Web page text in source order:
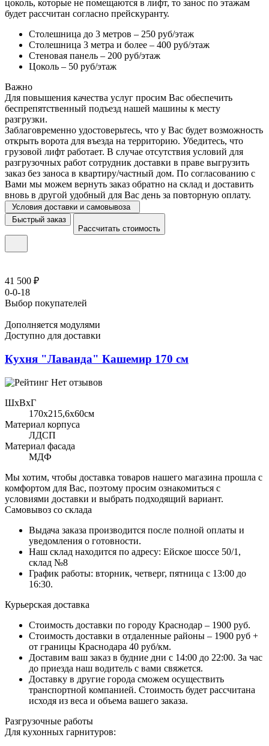
цоколь, которые не помещаются в лифт, то занос по этажам
будет рассчитан согласно прейскуранту.
Столешница до 3 метров – 250 руб/этаж
Столешница 3 метра и более – 400 руб/этаж
Стеновая панель – 200 руб/этаж
Цоколь – 50 руб/этаж
Важно
Для повышения качества услуг просим Вас обеспечить
беспрепятственный подъезд нашей машины к месту
разгрузки.
Заблаговременно удостоверьтесь, что у Вас будет возможность
открыть ворота для въезда на территорию. Убедитесь, что
грузовой лифт работает. В случае отсутствия условий для
разгрузочных работ сотрудник доставки в праве выгрузить
заказ без заноса в квартиру/частный дом. По согласованию с
Вами мы можем вернуть заказ обратно на склад и доставить
вновь в другой удобный для Вас день за повторную оплату.
Условия доставки и самовывоза
Быстрый заказ
Рассчитать стоимость
41 500 ₽
0-0-18
Выбор покупателей
Дополняется модулями
Доступно для доставки
Кухня "Лаванда" Кашемир 170 см
Нет отзывов
ШхВхГ
170x215,6х60см
Материал корпуса
ЛДСП
Материал фасада
МДФ
Мы хотим, чтобы доставка товаров нашего магазина прошла с
комфортом для Вас, поэтому просим ознакомиться с
условиями доставки и выбрать подходящий вариант.
Самовывоз со склада
Выдача заказа производится после полной оплаты и
уведомления о готовности.
Наш склад находится по адресу: Ейское шоссе 50/1,
склад №8
График работы: вторник, четверг, пятница с 13:00 до
16:30.
Курьерская доставка
Стоимость доставки по городу Краснодар – 1900 руб.
Стоимость доставки в отдаленные районы – 1900 руб +
от границы Краснодара 40 руб/км.
Доставим ваш заказ в будние дни с 14:00 до 22:00. За час
до приезда наш водитель с вами свяжется.
Доставку в другие города сможем осуществить
транспортной компанией. Стоимость будет рассчитана
исходя из веса и объема вашего заказа.
Разгрузочные работы
Для кухонных гарнитуров: